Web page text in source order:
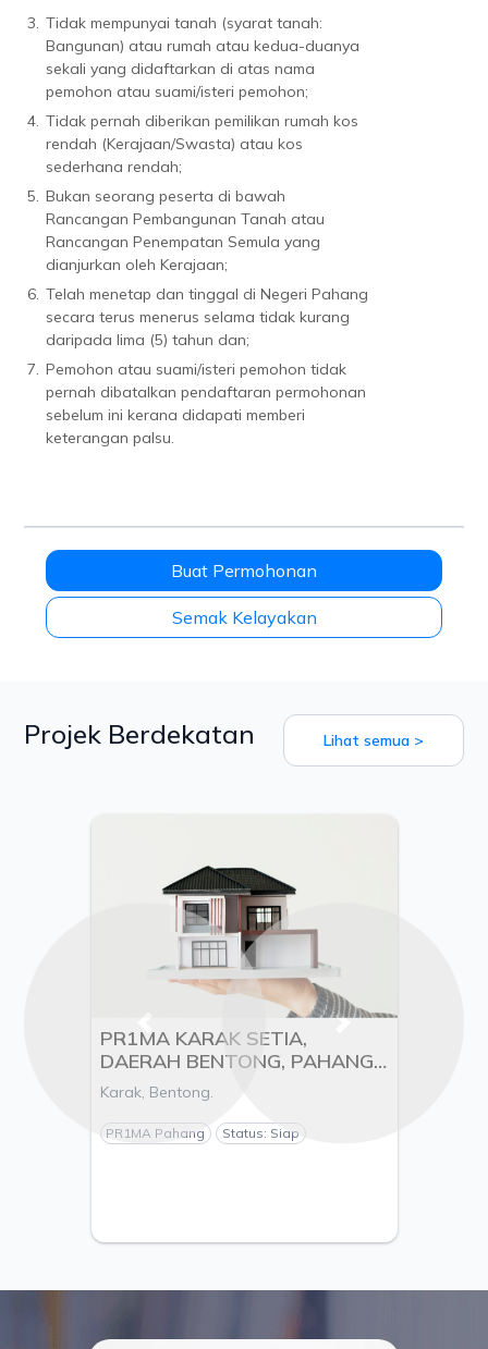
3. Tidak mempunyai tanah (syarat tanah:
Bangunan) atau rumah atau kedua-duanya
sekali yang didaftarkan di atas nama
pemohon atau suami/isteri pemohon;
4. Tidak pernah diberikan pemilikan rumah kos
rendah (Kerajaan/Swasta) atau kos
sederhana rendah;
5. Bukan seorang peserta di bawah
Rancangan Pembangunan Tanah atau
Rancangan Penempatan Semula yang
dianjurkan oleh Kerajaan;
6. Telah menetap dan tinggal di Negeri Pahang
secara terus menerus selama tidak kurang
daripada lima (5) tahun dan;
7. Pemohon atau suami/isteri pemohon tidak
pernah dibatalkan pendaftaran permohonan
sebelum ini kerana didapati memberi
keterangan palsu.
Buat Permohonan
Semak Kelayakan
Projek Berdekatan Lihat semua >
PR1MA KARAK SETIA,
DAERAH BENTONG, PAHANG -
PEMAJU SELAYANG BUDAYA
SDN.BHD
Karak, Bentong.
PR1MA Pahang Status: Siap
Previous